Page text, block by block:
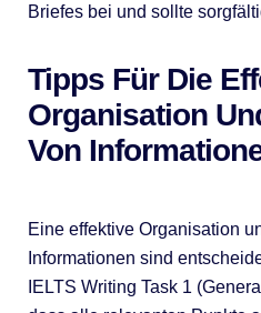
Briefes bei und sollte
Tipps Für Die
Organisation
Von
Eine effektive Organisation
Informationen sind
IELTS Writing Task 1